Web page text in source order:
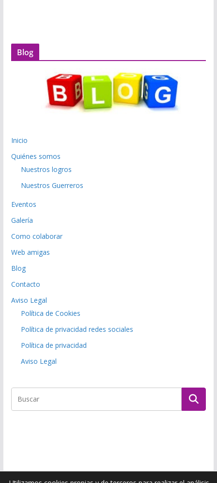
Blog
Inicio
Quiénes somos
Nuestros logros
Nuestros Guerreros
Eventos
Galería
Como colaborar
Web amigas
Blog
Contacto
Aviso Legal
Política de Cookies
Política de privacidad redes sociales
Política de privacidad
Aviso Legal